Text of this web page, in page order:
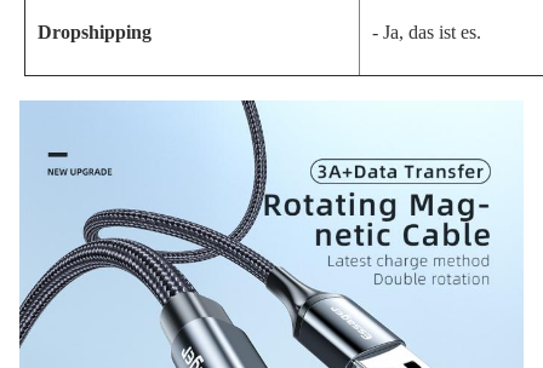
Dropshipping - Ja, das ist es.